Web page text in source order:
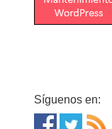
Síguenos en: